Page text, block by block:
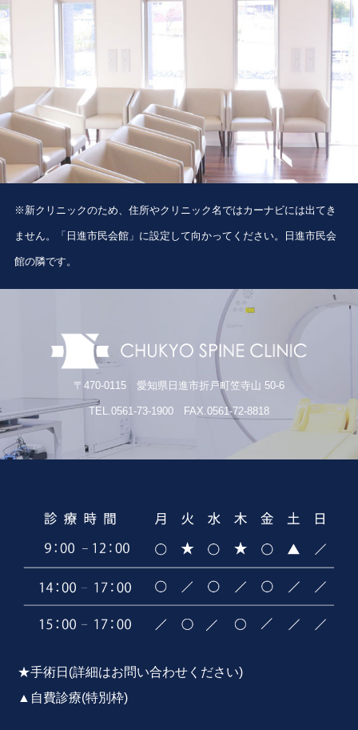
※新クリニックのため、住所やクリニック名ではカーナビには出てき
ません。「日進市民会館」に設定して向かってください。日進市民会
館の隣です。
〒470-0115 愛知県日進市折戸町笠寺山 50-6
TEL.0561-73-1900 FAX.0561-72-8818
★手術日(詳細はお問い合わせください)
▲自費診療(特別枠)